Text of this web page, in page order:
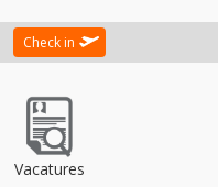
Check in
Vacatures